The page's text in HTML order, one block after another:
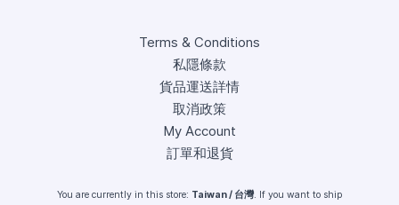
Terms & Conditions
私隱條款
貨品運送詳情
取消政策
My Account
訂單和退貨
You are currently in this store: Taiwan / 台灣. If you want to ship